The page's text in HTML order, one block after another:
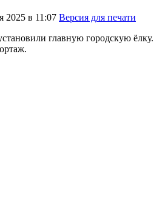
2025 в 11:07 Версия для печати
главную городскую ёлку.